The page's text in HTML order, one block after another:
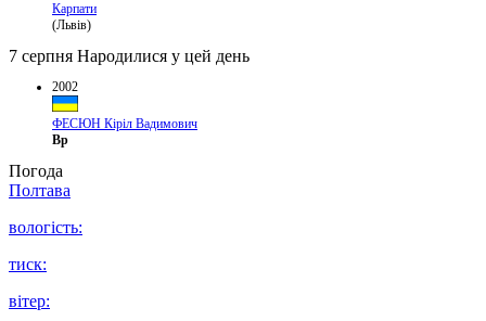
Карпати
(Львів)
7 серпня Народилися у цей день
2002
ФЕСЮН Кіріл Вадимович
Вр
Погода
Полтава
вологість:
тиск:
вітер: